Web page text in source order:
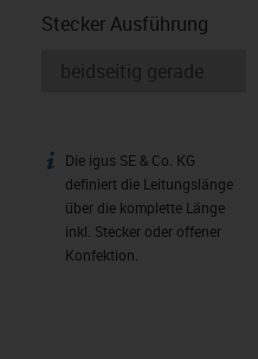
Stecker Ausführung
igus-icon-info
Die igus SE & Co. KG
definiert die Leitungslänge
über die komplette Länge
inkl. Stecker oder offener
Konfektion.